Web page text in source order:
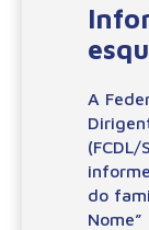
A
do